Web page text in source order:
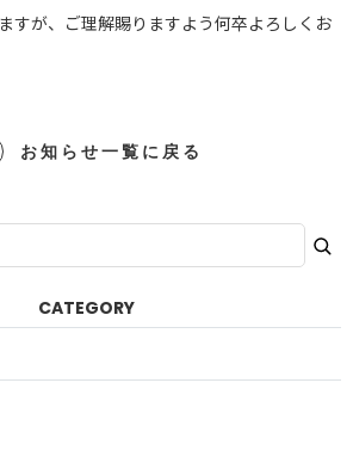
すが、ご理解賜りますよう何卒よろしくお
お知らせ一覧に戻る
CATEGORY